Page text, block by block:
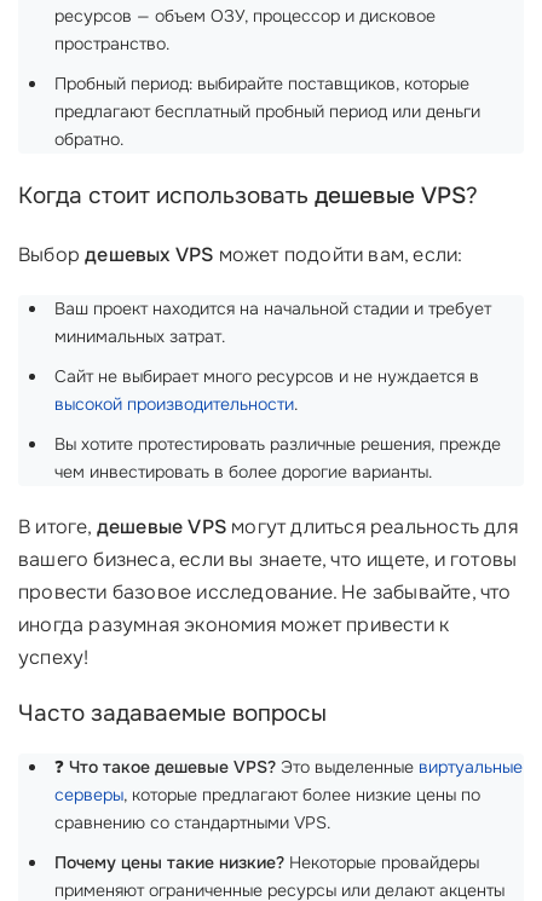
ресурсов — объем ОЗУ, процессор и дисковое
пространство.
Пробный период: выбирайте поставщиков, которые
предлагают бесплатный пробный период или деньги
обратно.
Когда стоит использовать дешевые VPS?
Выбордешевых VPS может подойти вам, если:
Ваш проект находится на начальной стадии и требует
минимальных затрат.
Сайт не выбирает много ресурсов и не нуждается в
высокой производительности.
Вы хотите протестировать различные решения, прежде
чем инвестировать в более дорогие варианты.
В итоге, дешевые VPS могут длиться реальность для
вашего бизнеса, если вы знаете, что ищете, и готовы
провести базовое исследование. Не забывайте, что
иногда разумная экономия может привести к
успеху!
Часто задаваемые вопросы
❓ Что такое дешевые VPS? Это выделенные виртуальные
серверы, которые предлагают более низкие цены по
сравнению со стандартными VPS.
Почему цены такие низкие? Некоторые провайдеры
применяют ограниченные ресурсы или делают акценты